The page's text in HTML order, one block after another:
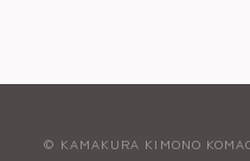
© KAMAKURA KIMONO